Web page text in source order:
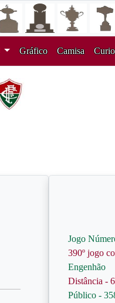
Gráfico Camisa
Jogo
390º jogo
Engenhão
Distância -
Público -